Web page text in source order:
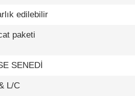
edilebilir
paketi
SENEDİ
L/C